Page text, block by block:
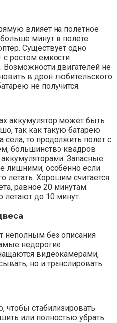
влияет на полетное
минут в полете
Существует одно
с ростом емкости
Возможности двигателей не
в дрон любительского
не получится.
аккумулятор может быть
так как такую батарею
села, то продолжить полет с
большинство квадров
Запасные
лишними, особенно если
летать. Хорошим считается
равное 20 минутам.
летают до 10 минут.
неполным без описания
недорогие
видеокамерами,
но и транслировать
чтобы стабилизировать
или полностью убрать